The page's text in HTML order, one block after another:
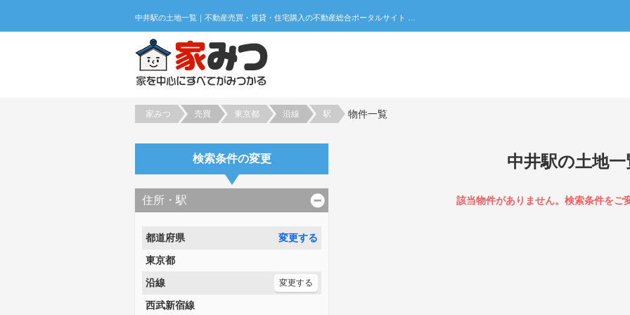
家みつ 売買 東京都 沿線 駅 物件一覧
検索条件の変更
住所・駅
都道府県
変更する
東京都
沿線
変更する
西武新宿線
中井駅の土地一
該当物件がありません。検索条件をご